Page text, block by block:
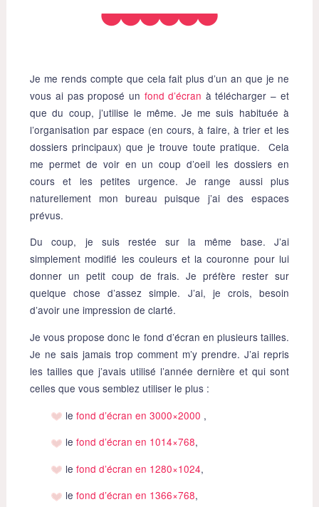
Je me rends compte que cela fait plus d’un an que je ne
vous ai pas proposé un fond d’écran à télécharger – et
que du coup, j’utilise le même. Je me suis habituée à
l’organisation par espace (en cours, à faire, à trier et les
dossiers principaux) que je trouve toute pratique. Cela
me permet de voir en un coup d’oeil les dossiers en
cours et les petites urgence. Je range aussi plus
naturellement mon bureau puisque j’ai des espaces
prévus.
Du coup, je suis restée sur la même base. J’ai
simplement modifié les couleurs et la couronne pour lui
donner un petit coup de frais. Je préfère rester sur
quelque chose d’assez simple. J’ai, je crois, besoin
d’avoir une impression de clarté.
Je vous propose donc le fond d’écran en plusieurs tailles.
Je ne sais jamais trop comment m’y prendre. J’ai repris
les tailles que j’avais utilisé l’année dernière et qui sont
celles que vous semblez utiliser le plus :
lefond d’écran en 3000×2000 ,
lefond d’écran en 1014×768,
lefond d’écran en 1280×1024,
lefond d’écran en 1366×768,